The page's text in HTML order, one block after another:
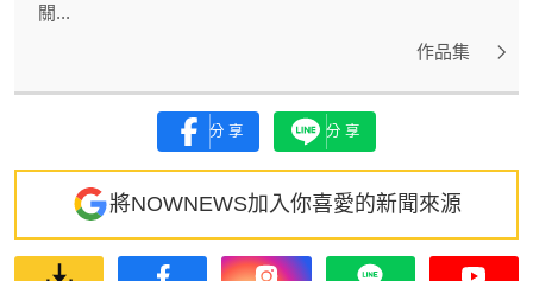
關...
作品集
分享 分享
將NOWNEWS加入你喜愛的新聞來源